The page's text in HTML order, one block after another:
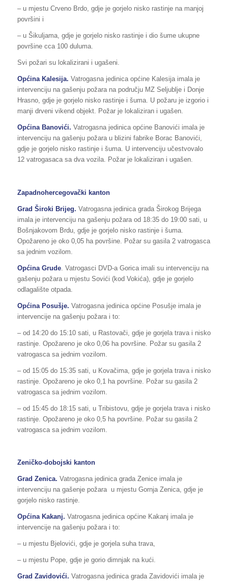
– u mjestu Crveno Brdo, gdje je gorjelo nisko rastinje na manjoj
površini i
– u Šikuljama, gdje je gorjelo nisko rastinje i dio šume ukupne
površine cca 100 duluma.
Svi požari su lokalizirani i ugašeni.
Općina Kalesija. Vatrogasna jedinica općine Kalesija imala je
intervenciju na gašenju požara na području MZ Seljublje i Donje
Hrasno, gdje je gorjelo nisko rastinje i šuma. U požaru je izgorio i
manji drveni vikend objekt. Požar je lokaliziran i ugašen.
Općina Banovići. Vatrogasna jedinica općine Banovići imala je
intervenciju na gašenju požara u blizini fabrike Borac Banovići,
gdje je gorjelo nisko rastinje i šuma. U intervenciju učestvovalo
12 vatrogasaca sa dva vozila. Požar je lokaliziran i ugašen.
Zapadnohercegovački kanton
Grad Široki Brijeg. Vatrogasna jedinica grada Širokog Brijega
imala je intervenciju na gašenju požara od 18:35 do 19:00 sati, u
Bošnjakovom Brdu, gdje je gorjelo nisko rastinje i šuma.
Opožareno je oko 0,05 ha površine. Požar su gasila 2 vatrogasca
sa jednim vozilom.
Općina Grude. Vatrogasci DVD-a Gorica imali su intervenciju na
gašenju požara u mjestu Sovići (kod Vokića), gdje je gorjelo
odlagalište otpada.
Općina Posušje. Vatrogasna jedinica općine Posušje imala je
intervencije na gašenju požara i to:
– od 14:20 do 15:10 sati, u Rastovači, gdje je gorjela trava i nisko
rastinje. Opožareno je oko 0,06 ha površine. Požar su gasila 2
vatrogasca sa jednim vozilom.
– od 15:05 do 15:35 sati, u Kovačima, gdje je gorjela trava i nisko
rastinje. Opožareno je oko 0,1 ha površine. Požar su gasila 2
vatrogasca sa jednim vozilom.
– od 15:45 do 18:15 sati, u Tribistovu, gdje je gorjela trava i nisko
rastinje. Opožareno je oko 0,5 ha površine. Požar su gasila 2
vatrogasca sa jednim vozilom.
Zeničko-dobojski kanton
Grad Zenica. Vatrogasna jedinica grada Zenice imala je
intervenciju na gašenje požara u mjestu Gornja Zenica, gdje je
gorjelo nisko rastinje.
Općina Kakanj. Vatrogasna jedinica općine Kakanj imala je
intervencije na gašenju požara i to:
– u mjestu Bjelovići, gdje je gorjela suha trava,
– u mjestu Pope, gdje je gorio dimnjak na kući.
Grad Zavidovići. Vatrogasna jedinica grada Zavidovići imala je